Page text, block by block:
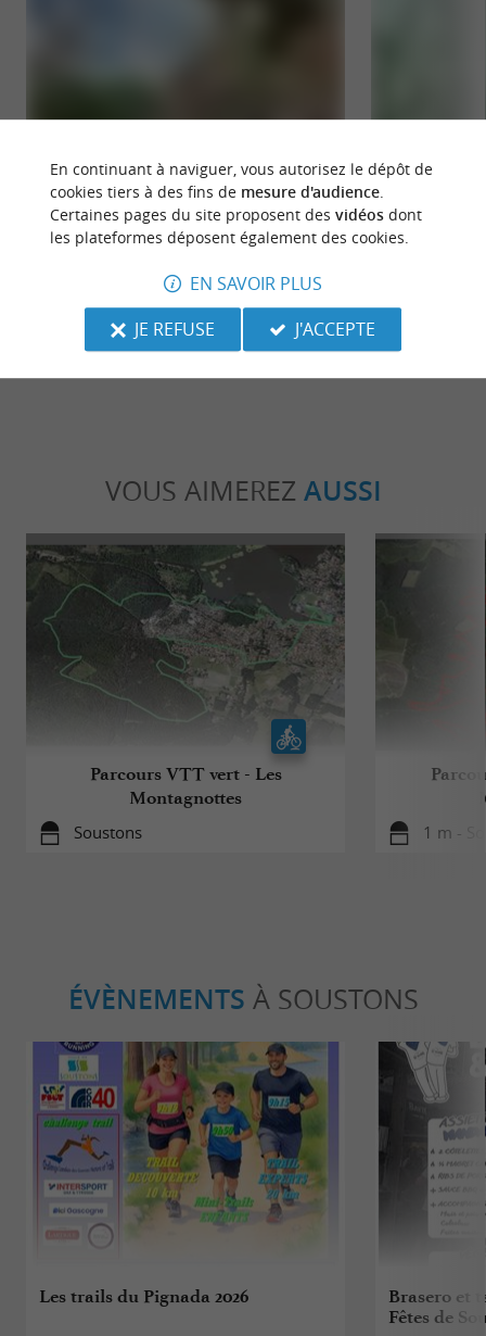
Soustons
Surnommée “l’isle verte” en raison de ses
chaque visiteur à son ...
446 m - Soustons
La pointe des
Sur les rives de
VOUS AIMEREZ AUSSI
Parcours VTT vert - Les
Montagnottes
Soustons 1 m -
ÉVÈNEMENTS À SOUSTONS
Les trails du Pignada 2026
Brasero et
Fêtes de
En continuant à naviguer, vous autorisez le dépôt de
cookies tiers à des fins de mesure d'audience.
Certaines pages du site proposent des vidéosdont
les plateformes déposent également des cookies.
EN SAVOIR PLUS
JE REFUSE
J'ACCEPTE